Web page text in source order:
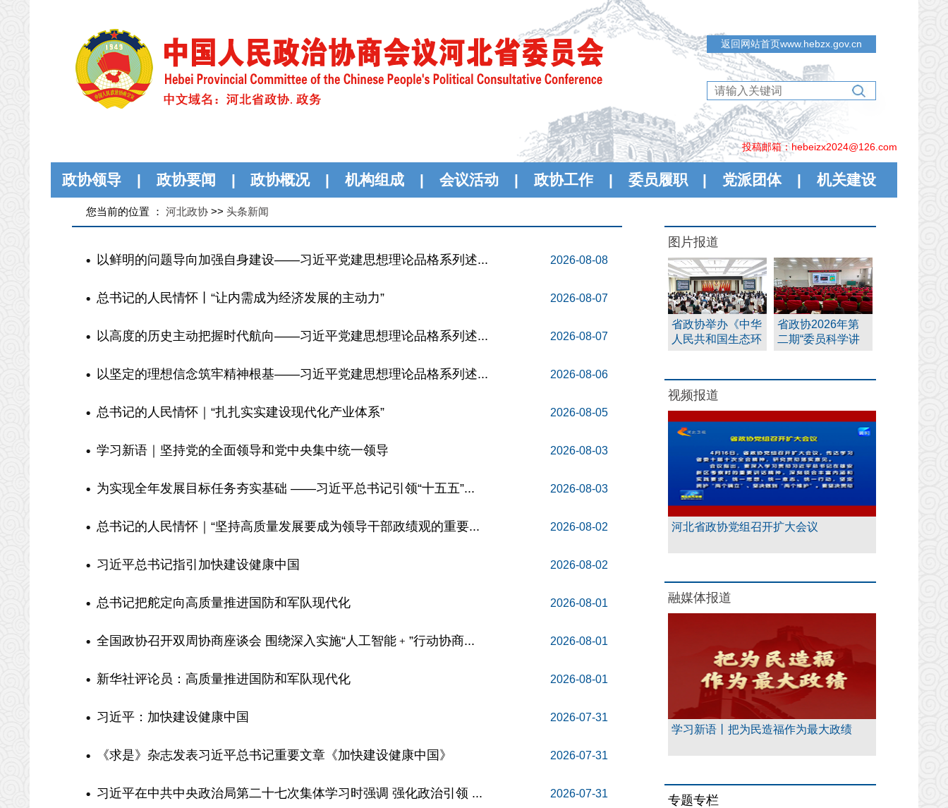
返回网站首页www.hebzx.gov.cn
投稿邮箱：hebeizx2024@126.com
政协领导 | 政协要闻 | 政协概况 | 机构组成 | 会议活动 | 政协工作 | 委员履职 | 党派团体 | 机关建设
您当前的位置 ： 河北政协 >> 头条新闻
以鲜明的问题导向加强自身建设——习近平党建思想理论品格系列述... 2026-08-08
总书记的人民情怀丨“让内需成为经济发展的主动力” 2026-08-07
以高度的历史主动把握时代航向——习近平党建思想理论品格系列述... 2026-08-07
以坚定的理想信念筑牢精神根基——习近平党建思想理论品格系列述... 2026-08-06
总书记的人民情怀｜“扎扎实实建设现代化产业体系” 2026-08-05
学习新语｜坚持党的全面领导和党中央集中统一领导 2026-08-03
为实现全年发展目标任务夯实基础 ——习近平总书记引领“十五五”... 2026-08-03
总书记的人民情怀｜“坚持高质量发展要成为领导干部政绩观的重要... 2026-08-02
习近平总书记指引加快建设健康中国 2026-08-02
总书记把舵定向高质量推进国防和军队现代化 2026-08-01
全国政协召开双周协商座谈会 围绕深入实施“人工智能﹢”行动协商... 2026-08-01
新华社评论员：高质量推进国防和军队现代化 2026-08-01
习近平：加快建设健康中国 2026-07-31
《求是》杂志发表习近平总书记重要文章《加快建设健康中国》 2026-07-31
习近平在中共中央政治局第二十七次集体学习时强调 强化政治引领 ... 2026-07-31
图片报道
省政协举办《中华
人民共和国生态环
省政协2026年第
二期“委员科学讲
视频报道
河北省政协党组召开扩大会议
融媒体报道
学习新语丨把为民造福作为最大政绩
专题专栏